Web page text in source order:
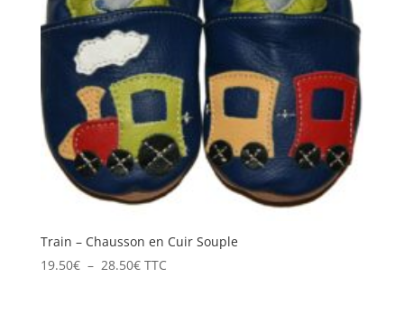
Train – Chausson en Cuir Souple
19.50€ – 28.50€Plage
TTC